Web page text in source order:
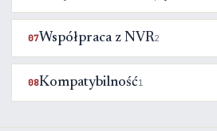
07Współpraca z NVR2
08Kompatybilność1